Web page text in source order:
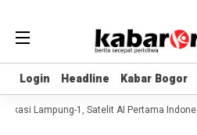
Login Headline Kabar Bogor
Login Headline Kabar Bogor
Lampung-1, Satelit AI Pertama Indonesia